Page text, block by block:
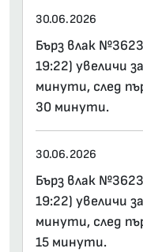
30.06.2026
Бърз влак
19:22) увеличи
минути, след
30 минути.
30.06.2026
Бърз влак
19:22) увеличи
минути, след
15 минути.